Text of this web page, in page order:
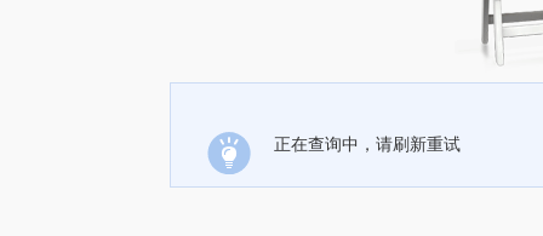
正在查询中，请刷新重试